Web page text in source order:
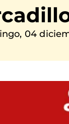
04